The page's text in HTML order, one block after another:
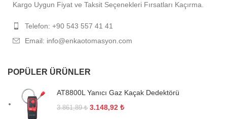
Kargo Uygun Fiyat ve Taksit Seçenekleri Fırsatları Kaçırma.
Telefon: +90 543 557 41 41
Email: info@enkaotomasyon.com
POPÜLER ÜRÜNLER
AT8800L Yanıcı Gaz Kaçak Dedektörü
3.861,89₺ 3.148,92 ₺